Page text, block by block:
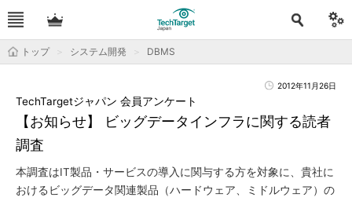
トップ システム開発 DBMS
2012年11月26日
【お知らせ】 ビッグデータインフラに関する読者
調査
TechTargetジャパン 会員アンケート
本調査はIT製品・サービスの導入に関与する方を対象に、貴社に
おけるビッグデータ関連製品（ハードウェア、ミドルウェア）の